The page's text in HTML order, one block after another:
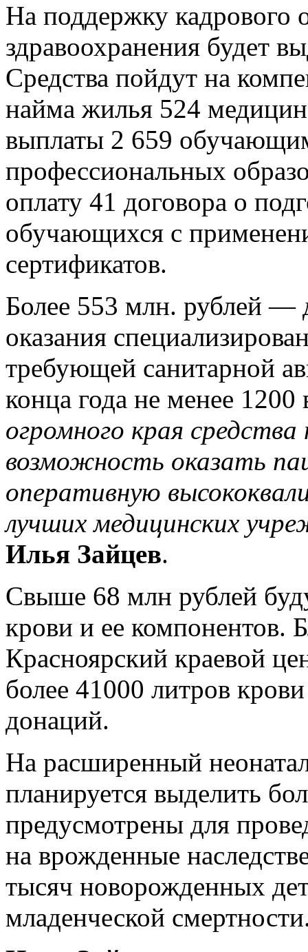
На поддержку кадрового
здравоохранения будет
Средства пойдут на
найма жилья 524
выплаты 2 659
профессиональных
оплату 41 договора о
обучающихся с
сертификатов.
Более 553 млн. рублей —
оказания
требующей санитарной
конца года не менее 1200
огромного края
возможность оказать
оперативную
лучших медицинских
Илья Зайцев.
Свыше 68 млн рублей
крови и ее компонентов.
Красноярский краевой
более 41000 литров
донаций.
На расширенный
планируется выделить
предусмотрены для
на врожденные
тысяч новорожденных
младенческой